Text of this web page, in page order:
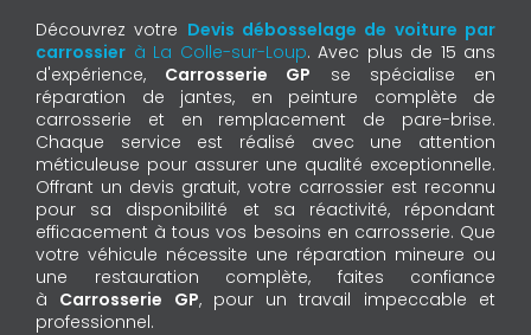
Découvrez votre Devis débosselage de voiture par
carrossier à La Colle-sur-Loup. Avec plus de 15 ans
d'expérience, Carrosserie GP se spécialise en
réparation de jantes, en peinture complète de
carrosserie et en remplacement de pare-brise.
Chaque service est réalisé avec une attention
méticuleuse pour assurer une qualité exceptionnelle.
Offrant un devis gratuit, votre carrossier est reconnu
pour sa disponibilité et sa réactivité, répondant
efficacement à tous vos besoins en carrosserie. Que
votre véhicule nécessite une réparation mineure ou
une restauration complète, faites confiance
à Carrosserie GP, pour un travail impeccable et
professionnel.